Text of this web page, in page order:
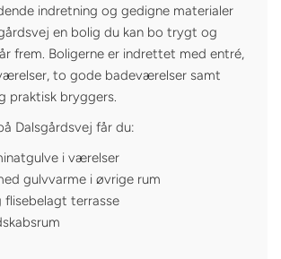
indretning og gedigne materialer
en bolig du kan bo trygt og
frem. Boligerne er indrettet med entré,
to gode badeværelser samt
praktisk bryggers.
Dalsgårdsvej får du:
i værelser
gulvvarme i øvrige rum
flisebelagt terrasse